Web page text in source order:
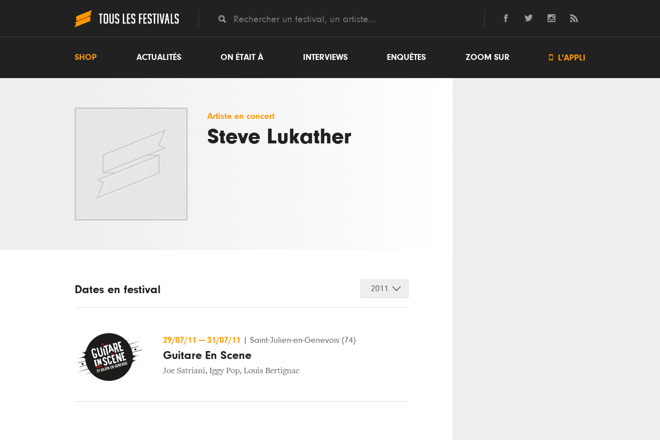
SHOP ACTUALITÉS ON ÉTAIT À INTERVIEWS ENQUÊTES ZOOM SUR  L'APPLI
Artiste en concert
Steve Lukather
Dates en festival 2011
29/07/11 — 31/07/11 Saint-Julien-en-Genevois (74)
Guitare En Scene
Joe Satriani, Iggy Pop, Louis Bertignac